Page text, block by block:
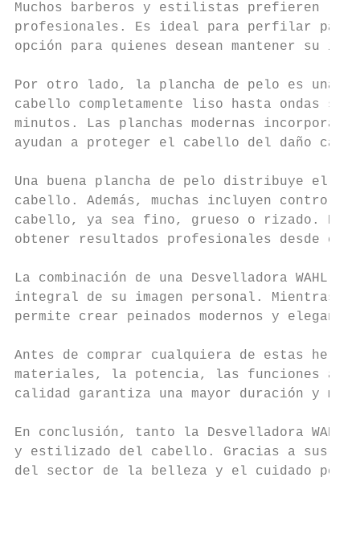
Muchos barberos y estilistas prefieren la
profesionales. Es ideal para perfilar
opción para quienes desean mantener su
Por otro lado, la plancha de pelo es una
cabello completamente liso hasta ondas
minutos. Las planchas modernas
ayudan a proteger el cabello del daño
Una buena plancha de pelo distribuye el
cabello. Además, muchas incluyen
cabello, ya sea fino, grueso o rizado.
obtener resultados profesionales desde
La combinación de una Desvelladora WAHL
integral de su imagen personal. Mientras
permite crear peinados modernos y
Antes de comprar cualquiera de estas
materiales, la potencia, las funciones
calidad garantiza una mayor duración y
En conclusión, tanto la Desvelladora
y estilizado del cabello. Gracias a sus
del sector de la belleza y el cuidado